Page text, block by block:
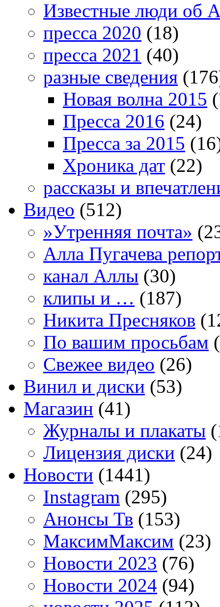
Известные люди об
пресса 2020 (18)
пресса 2021 (40)
разные сведения
Новая волна 2015
Пресса 2016 (24)
Пресса за 2015
Хроника дат (22)
рассказы и
Видео (512)
»Утренняя почта»
Алла Пугачева
канал Аллы (30)
клипы и … (187)
Никита Пресняков
По вашим просьбам
Свежее видео (26)
Винил и диски (53)
Магазин (41)
Журналы и плакаты
Лицензия диски (24)
Новости (1441)
Instagram (295)
Анонсы Тв (153)
МаксимМаксим (23)
Новости 2023 (76)
Новости 2024 (94)